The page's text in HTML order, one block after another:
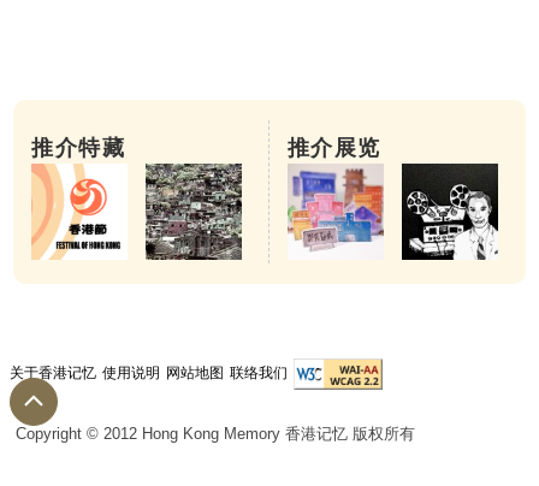
推介特藏 推介展览
关于香港记忆 使用说明 网站地图 联络我们
Copyright © 2012 Hong Kong Memory 香港记忆 版权所有